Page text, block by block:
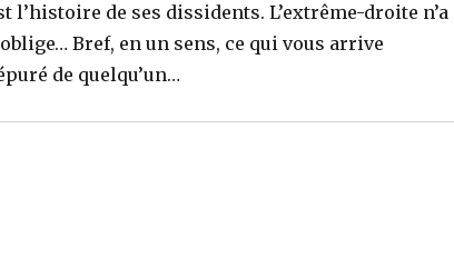
l’histoire de ses dissidents. L’extrême-droite n’a
Bref, en un sens, ce qui vous arrive
de quelqu’un…